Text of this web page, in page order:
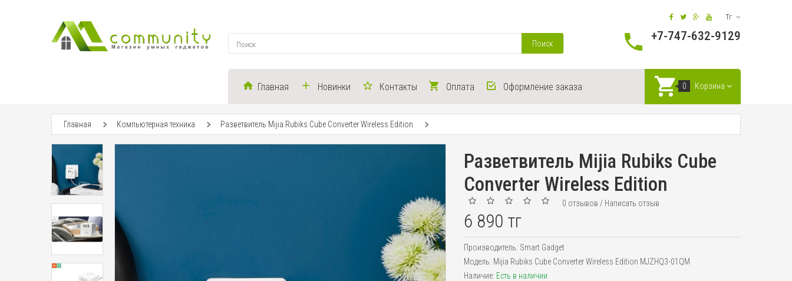
Тг
Поиск
+7-747-632-9129
Главная Новинки Контакты Оплата Оформление заказа 0 Корзина
Главная Компьютерная техника Разветвитель Mijia Rubiks Cube Converter Wireless Edition
Разветвитель Mijia Rubiks Cube
Converter Wireless Edition
0 отзывов / Написать отзыв
6 890 тг
Производитель: Smart Gadget
Модель: Mijia Rubiks Cube Converter Wireless Edition MJZHQ3-01QM
Наличие: Есть в наличии